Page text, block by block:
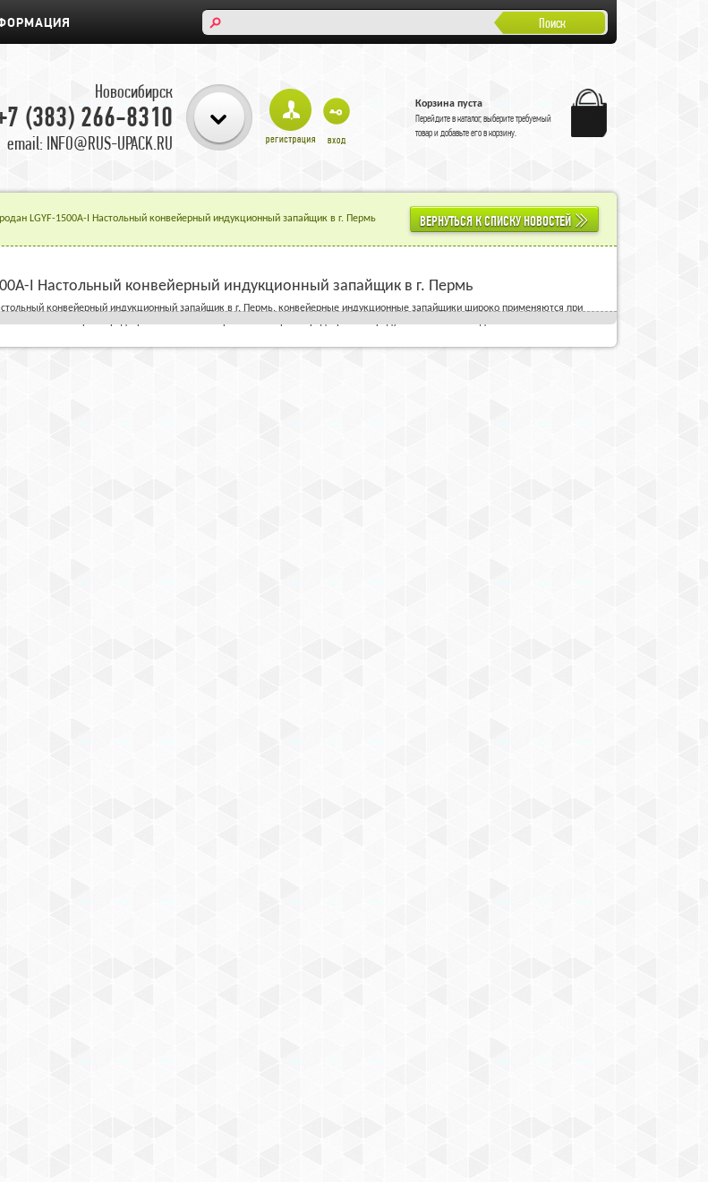
Поиск
Новосибирск
(383) 266-8310
email: INFO@RUS-UPACK.RU
Корзина пуста
Перейдите вкаталог, выберите требуемый
товар и добавьте его в корзину.
LGYF-1500A-I Настольный конвейерный индукционный запайщик в г. Пермь ВЕРНУТЬСЯ К СПИСКУ НОВОСТЕЙ
I Настольный конвейерный индукционный запайщик в г. Пермь
конвейерный индукционный запайщик в г. Пермь. конвейерные индукционные запайщики широко применяются при
контейнеры с предохранительной мембраной. мембрана предохраняет продукт от внешних воздействий